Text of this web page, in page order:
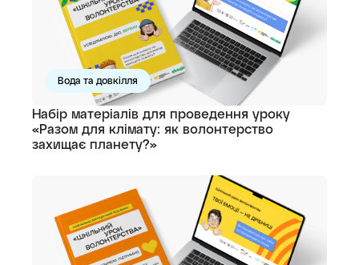
Вода та довкілля
Набір матеріалів для проведення уроку
«Разом для клімату: як волонтерство
захищає планету?»